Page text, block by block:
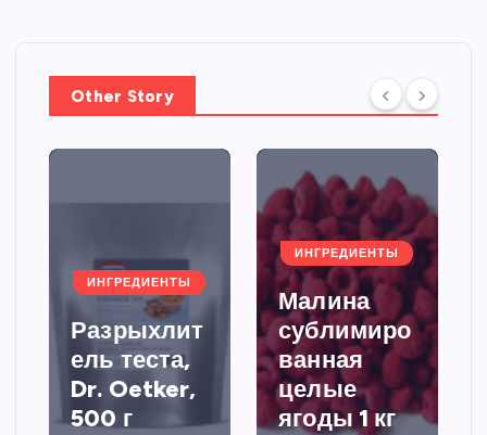
Other Story
ИНГРЕДИЕНТЫ
Разрыхлит
ель теста,
Dr. Oetker,
500 г
ИНГРЕДИЕНТЫ
Малина
сублимиро
ванная
целые
ягоды 1 кг